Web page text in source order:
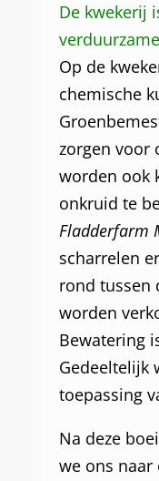
De kwekerij
Op de
chemische
zorgen voor
worden ook
onkruid te
Fladderfarm
scharrelen
rond tussen
worden
Bewatering
Gedeeltelijk
toepassing
Na deze
we ons naar